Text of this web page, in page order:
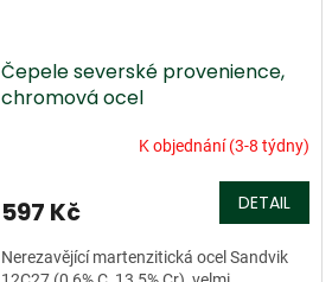
Čepele severské provenience,
chromová ocel
K objednání (3-8 týdny)
597 Kč DETAIL
Nerezavějící martenzitická ocel Sandvik